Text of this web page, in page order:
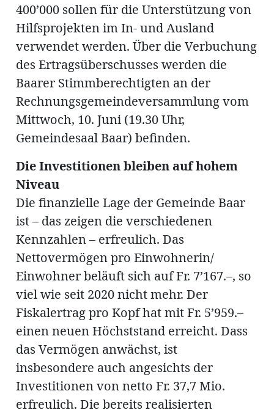
400’000 sollen für die Unterstützung von
Hilfsprojekten im In- und Ausland
verwendet werden. Über die Verbuchung
des Ertragsüberschusses werden die
Baarer Stimmberechtigten an der
Rechnungsgemeindeversammlung vom
Mittwoch, 10. Juni (19.30 Uhr,
Gemeindesaal Baar) befinden.
Die Investitionen bleiben auf hohem
Niveau
Die finanzielle Lage der Gemeinde Baar
ist – das zeigen die verschiedenen
Kennzahlen – erfreulich. Das
Nettovermögen pro Einwohnerin/
Einwohner beläuft sich auf Fr. 7’167.–, so
viel wie seit 2020 nicht mehr. Der
Fiskalertrag pro Kopf hat mit Fr. 5’959.–
einen neuen Höchststand erreicht. Dass
das Vermögen anwächst, ist
insbesondere auch angesichts der
Investitionen von netto Fr. 37,7 Mio.
erfreulich. Die bereits realisierten